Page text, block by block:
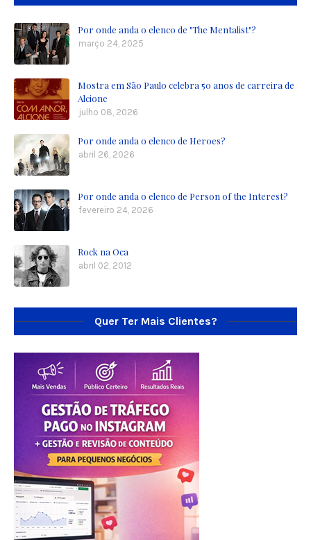
Por onde anda o elenco de "The Mentalist"?
março 24, 2025
Mostra em São Paulo celebra 50 anos de carreira de
Alcione
julho 08, 2026
Por onde anda o elenco de Heroes?
abril 26, 2026
Por onde anda o elenco de Person of the Interest?
fevereiro 24, 2026
Rock na Oca
abril 02, 2012
Quer Ter Mais Clientes?